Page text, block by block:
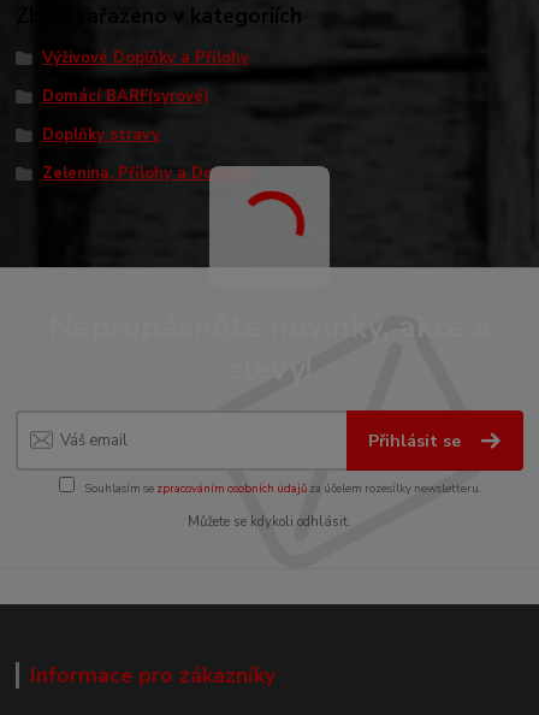
Zboží zařazeno v kategoriích
Výživové Doplňky a Přílohy
Domácí BARF(syrové)
Doplňky stravy
Zelenina, Přílohy a Doplňky
Přihlásit se
Souhlasím se zpracováním osobních údajůza účelem rozesílky newsletteru.
Můžete se kdykoli odhlásit.
Informace pro zákazníky